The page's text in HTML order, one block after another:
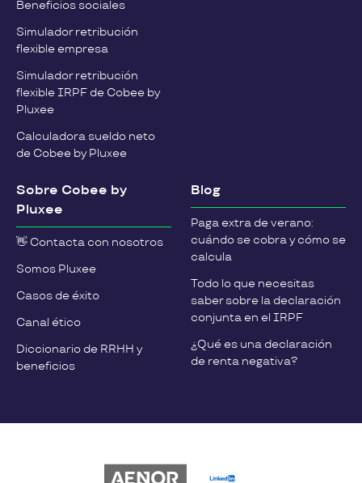
Beneficios sociales
Simulador retribución
flexible empresa
Simulador retribución
flexible IRPF de Cobee by
Pluxee
Calculadora sueldo neto
de Cobee by Pluxee
Sobre Cobee by
Pluxee
👋 Contacta con nosotros
Somos Pluxee
Casos de éxito
Canal ético
Diccionario de RRHH y
beneficios
Blog
Paga extra de verano:
cuándo se cobra y cómo se
calcula
Todo lo que necesitas
saber sobre la declaración
conjunta en el IRPF
¿Qué es una declaración
de renta negativa?